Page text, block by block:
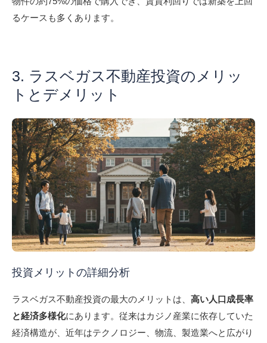
るケースも多くあります。
3. ラスベガス不動産投資のメリッ
トとデメリット
投資メリットの詳細分析
ラスベガス不動産投資の最大のメリットは、 高い人口成長率
と経済多様化にあります。従来はカジノ産業に依存していた
経済構造が、近年はテクノロジー、物流、製造業へと広がり